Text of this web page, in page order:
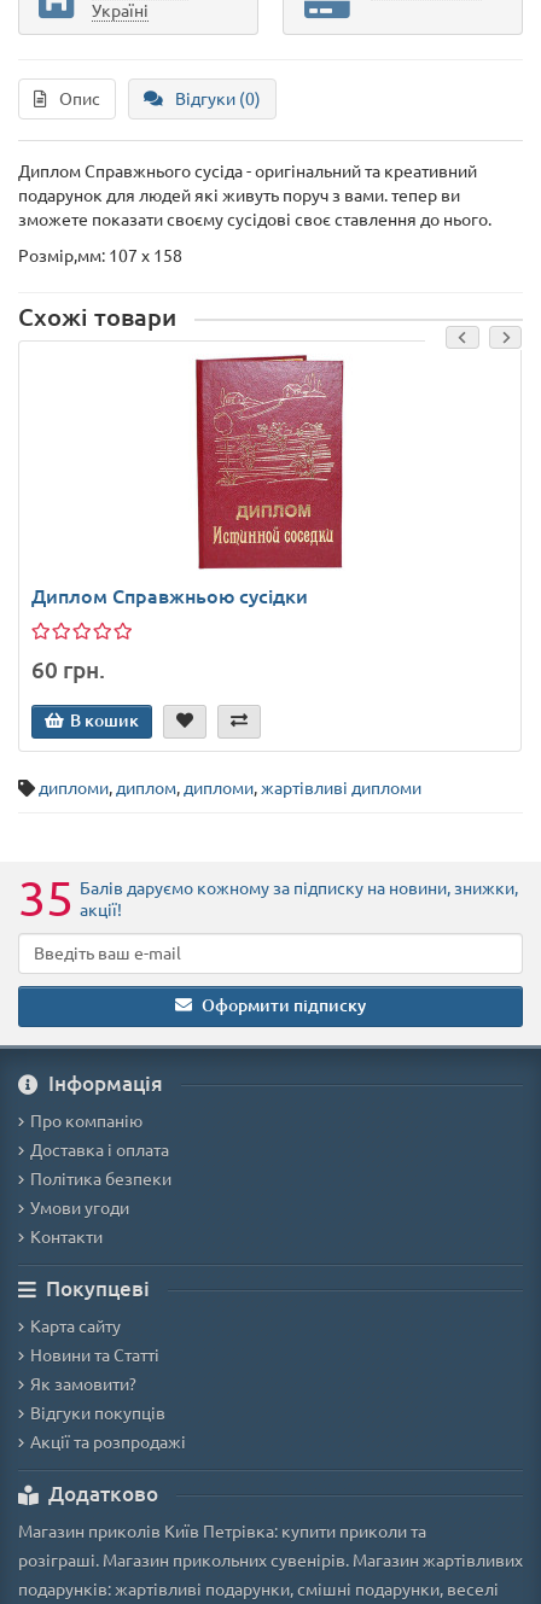
Україні
Опис Відгуки (0)
Диплом Справжнього сусіда - оригінальний та креативний
подарунок для людей які живуть поруч з вами. тепер ви
зможете показати своєму сусідові своє ставлення до нього.
Розмір,мм: 107 х 158
Схожі товари
Диплом Справжньою сусідки
60 грн.
В кошик
дипломи, диплом, дипломи,жартівливі дипломи
35 Балів даруємо кожному за підписку на новини, знижки,
акції!
Оформити підписку
Iнформація
Про компанію
Доставка і оплата
Політика безпеки
Умови угоди
Контакти
Покупцеві
Карта сайту
Новини та Статті
Як замовити?
Відгуки покупців
Акції та розпродажі
Додатково
Магазин приколів Київ Петрівка: купити приколи та
розіграші. Магазин прикольних сувенірів. Магазин жартівливих
подарунків: жартівливі подарунки, смішні подарунки, веселі